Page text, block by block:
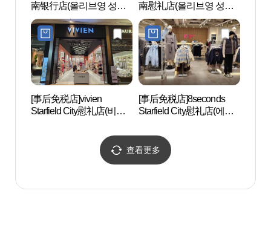
南银行店(올리브영 성남
은행점)
南慰礼店(올리브영 성남
위례점)
[事后免税店]vivien
Starfield City慰礼店(비비
[事后免税店]8seconds
Starfield City慰礼店(에잇
례점)
查看更多